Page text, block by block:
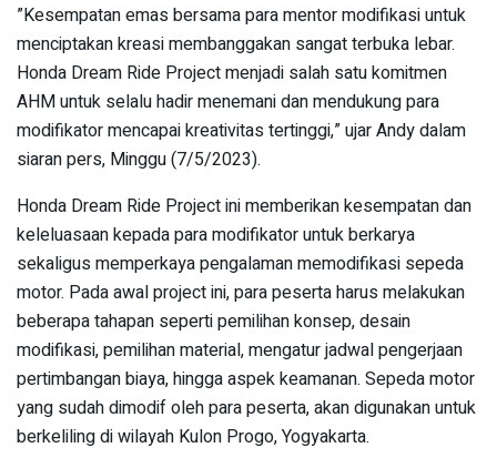
”Kesempatan emas bersama para mentor modifikasi untuk
menciptakan kreasi membanggakan sangat terbuka lebar.
Honda Dream Ride Project menjadi salah satu komitmen
AHM untuk selalu hadir menemani dan mendukung para
modifikator mencapai kreativitas tertinggi,” ujar Andy dalam
siaran pers, Minggu (7/5/2023).
Honda Dream Ride Project ini memberikan kesempatan dan
keleluasaan kepada para modifikator untuk berkarya
sekaligus memperkaya pengalaman memodifikasi sepeda
motor. Pada awal project ini, para peserta harus melakukan
beberapa tahapan seperti pemilihan konsep, desain
modifikasi, pemilihan material, mengatur jadwal pengerjaan
pertimbangan biaya, hingga aspek keamanan. Sepeda motor
yang sudah dimodif oleh para peserta, akan digunakan untuk
berkeliling di wilayah Kulon Progo, Yogyakarta.